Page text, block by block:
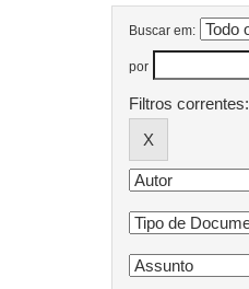
Buscar em:
por
Filtros correntes: